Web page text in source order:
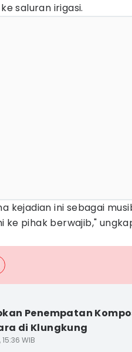
saluran irigasi.
kejadian ini sebagai
pihak berwajib,"
Penempatan
di Klungkung
WIB